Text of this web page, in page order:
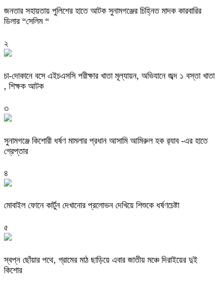
জনতার সহায়তায় পুলিশের হাতে আটক সুনামগঞ্জের চিহ্নিত মাদক কারবারির
ডিলার “সেলিম “
২
চা-দোকানে বসে এইচএসসি পরীক্ষার খাতা মূল্যায়ন, অভিযানে জব্দ ১ বস্তা খাতা
, শিক্ষক আটক
৩
‎সুনামগঞ্জে কিশোরী ধর্ষণ মামলার প্রধান আসামি আমিরুল হক র‌্যাব -এর হাতে
গ্রেপ্তার
৪
মোবাইল ফোনে কার্টুন দেখানোর প্রলোভন দেখিয়ে শিশুকে ধর্ষণচেষ্টা
৫
স্বপ্ন ছোঁয়ার পথে, গ্রামের মাঠ ছাড়িয়ে এবার জাতীয় মঞ্চে দিরাইয়ের দুই
কিশোর